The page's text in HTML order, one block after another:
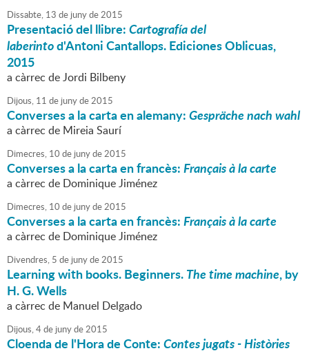
Dissabte, 13 de junyde2015
Presentació del llibre:Cartografía del
laberintod'Antoni Cantallops. Ediciones Oblicuas,
2015
a càrrec de Jordi Bilbeny
Dijous, 11 de junyde2015
Converses a la carta en alemany:Gespräche nach wahl
a càrrec de Mireia Saurí
Dimecres, 10 de junyde2015
Converses a la carta en francès:Français à la carte
a càrrec de Dominique Jiménez
Dimecres, 10 de junyde2015
Converses a la carta en francès:Français à la carte
a càrrec de Dominique Jiménez
Divendres, 5 de junyde2015
Learning with books. Beginners.The time machine, by
H. G. Wells
a càrrec de Manuel Delgado
Dijous,4de junyde2015
Cloenda de l'Hora de Conte:Contes jugats - Històries